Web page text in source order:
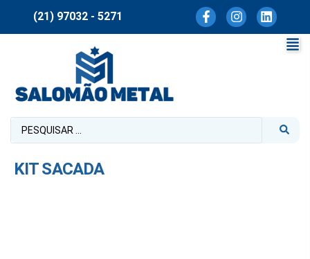
(21) 97032 - 5271
KIT SACADA